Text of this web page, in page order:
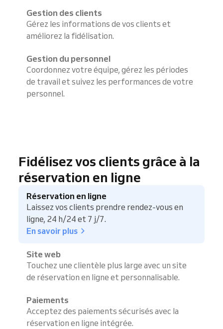
Gestion des clients
Gérez les informations de vos clients et
améliorez la fidélisation.
Gestion du personnel
Coordonnez votre équipe, gérez les périodes
de travail et suivez les performances de votre
personnel.
Fidélisez vos clients grâce à la
réservation en ligne
Réservation en ligne
Laissez vos clients prendre rendez-vous en
ligne, 24 h/24 et 7 j/7.
En savoir plus
Site web
Touchez une clientèle plus large avec un site
de réservation en ligne et personnalisable.
Paiements
Acceptez des paiements sécurisés avec la
réservation en ligne intégrée.